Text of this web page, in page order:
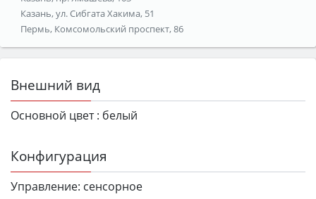
Казань, ул. Сибгата Хакима, 51
Пермь, Комсомольский проспект, 86
Внешний вид
Основной цвет : белый
Конфигурация
Управление: сенсорное